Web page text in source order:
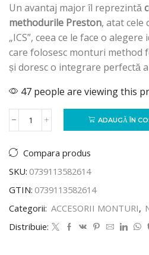
Un avantaj major îl reprezintă
methodurile Preston, atat cele
„ICS”, ceea ce le face o
care folosesc monturi method
și doresc o integrare perfectă
47 people are viewing this
ADAUGĂ ÎN
Compara produs
SKU: 0739113582614
GTIN: 0739113582614
Categorii: ACCESORII MONTURI,
Distribuie: